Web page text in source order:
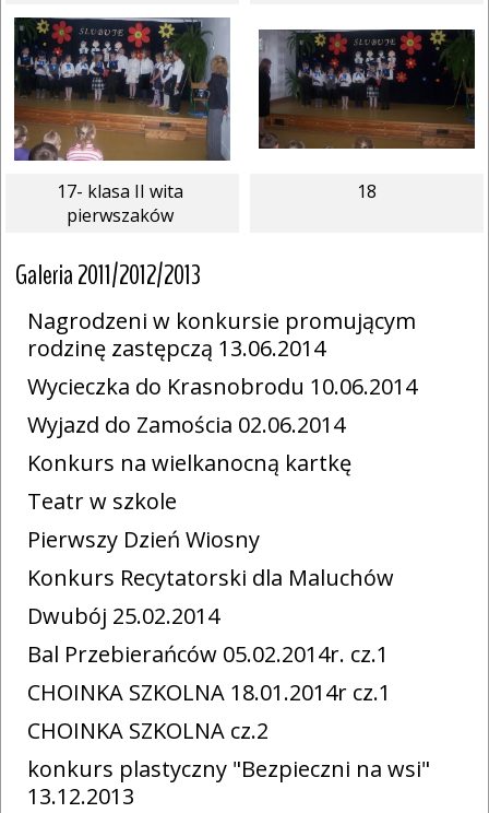
17- klasa II wita
pierwszaków
18
Galeria 2011/2012/2013
Nagrodzeni w konkursie promującym
rodzinę zastępczą 13.06.2014
Wycieczka do Krasnobrodu 10.06.2014
Wyjazd do Zamościa 02.06.2014
Konkurs na wielkanocną kartkę
Teatr w szkole
Pierwszy Dzień Wiosny
Konkurs Recytatorski dla Maluchów
Dwubój 25.02.2014
Bal Przebierańców 05.02.2014r. cz.1
CHOINKA SZKOLNA 18.01.2014r cz.1
CHOINKA SZKOLNA cz.2
konkurs plastyczny "Bezpieczni na wsi"
13.12.2013